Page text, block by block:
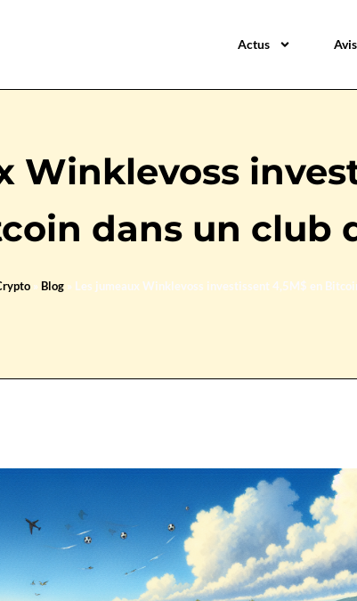
Actus Avis
Winklevoss
dans un club
» Blog » Les jumeaux Winklevoss investissent 4,5M$ en